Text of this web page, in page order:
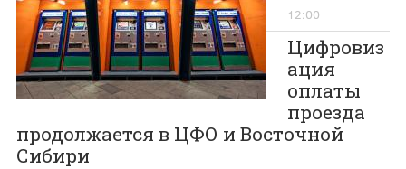
12:00
Цифровиз
ация
оплаты
проезда
продолжается в ЦФО и Восточной
Сибири